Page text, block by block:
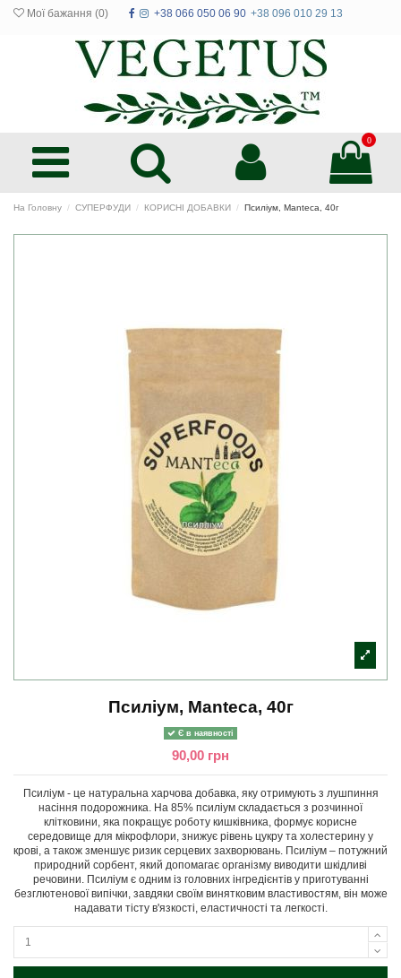
Мої бажання (0) +38 066 050 06 90 +38 096 010 29 13
0
На Головну СУПЕРФУДИ КОРИСНІ ДОБАВКИ Псиліум, Manteca, 40г
Псиліум, Manteca, 40г
Є в наявності
90,00 грн
Псиліум - це натуральна харчова добавка, яку отримують з лушпиння
насіння подорожника. На 85% псиліум складається з розчинної
клітковини, яка покращує роботу кишківника, формує корисне
середовище для мікрофлори, знижує рівень цукру та холестерину у
крові, а також зменшує ризик серцевих захворювань. Псиліум – потужний
природний сорбент, який допомагає організму виводити шкідливі
речовини. Псиліум є одним із головних інгредієнтів у приготуванні
безглютенової випічки, завдяки своїм винятковим властивостям, він може
надавати тісту в'язкості, еластичності та легкості.